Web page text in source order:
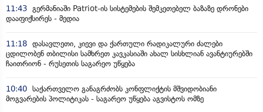
11:43 გერმანიაში Patriot-ის სისტემების შემკეთებელ ბაზაზე დრონები
დააფიქსირეს - მედია
11:18 დასავლეთი, კიევი და ქართული რადიკალური ძალები
ცდილობენ თბილისი სამხრეთ კავკასიაში ახალ სისხლიან ავანტიურებში
ჩაითრიონ - რუსეთის საგარეო უწყება
10:40 საქართველო განაგრძობს კონფლიქტის მშვიდობიანი
მოგვარების პოლიტიკას - საგარეო უწყება აგვისტოს ომზე